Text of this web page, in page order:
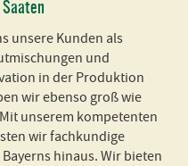
unsere Kunden als
und
in der Produktion
wir ebenso groß wie
unserem kompetenten
wir fachkundige
hinaus. Wir bieten